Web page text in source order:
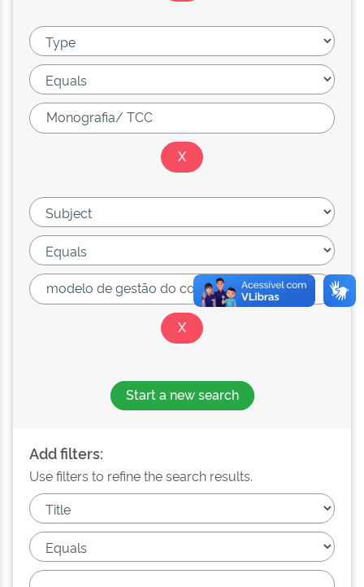
Start a new search
Add filters:
Use filters to refine the search results.